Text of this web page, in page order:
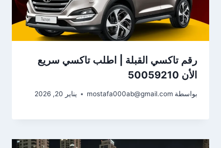
رقم تاكسي القبلة | اطلب تاكسي سريع
الأن 50059210
بواسطة mostafa000ab@gmail.com يناير 20, 2026